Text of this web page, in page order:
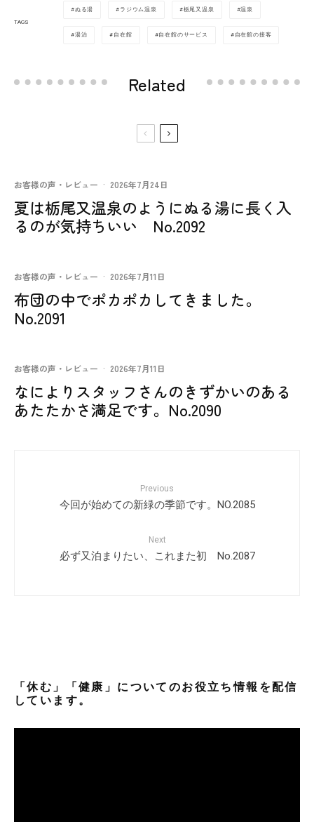
TAGS
ぬる湯 ラジウム温泉 栃尾又温泉 温泉
湯治 自在館 自在館のサービス 自在館の接客
Related
お客様の声・レビュー · 2026年7月24日
夏は栃尾又温泉のようにぬる湯に長く入
るのが気持ちいい No.2092
お客様の声・レビュー · 2026年7月11日
布団の中でポカポカしてきました。
No.2091
お客様の声・レビュー · 2026年7月11日
なによりスタッフさんのきずかいのある
あたたかさ満足です。No.2090
Previous
今回が始めての新緑の季節です。NO.2085
Next
必ず又泊まりたい、これまた初 No.2087
「休む」「健康」についてのお役立ち情報を配信
しています。